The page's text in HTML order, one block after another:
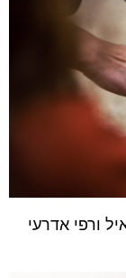
ורפי אדרעי